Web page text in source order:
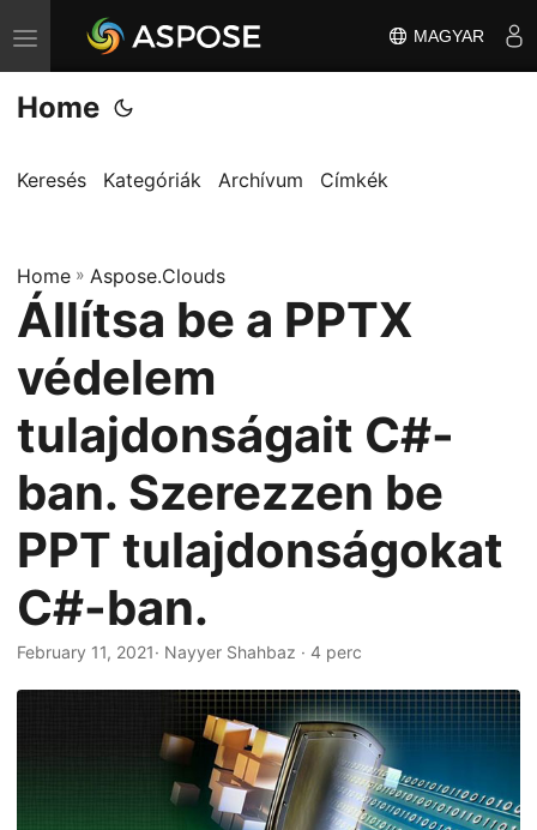
T
o
g
l
a
v
i
g
t
i
o
n
MAGYAR
Home
Keresés Kategóriák Archívum Címkék
Home » Aspose.Clouds
Állítsa be a PPTX
védelem
tulajdonságait C#-
ban. Szerezzen be
PPT tulajdonságokat
C#-ban.
February 11, 2021· Nayyer Shahbaz · 4 perc